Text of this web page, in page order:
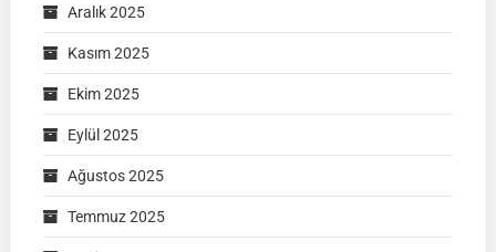
Aralık 2025
Kasım 2025
Ekim 2025
Eylül 2025
Ağustos 2025
Temmuz 2025